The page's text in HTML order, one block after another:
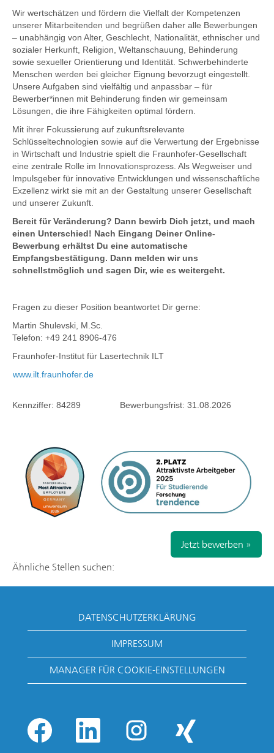
Wir wertschätzen und fördern die Vielfalt der Kompetenzen
unserer Mitarbeitenden und begrüßen daher alle Bewerbungen
– unabhängig von Alter, Geschlecht, Nationalität, ethnischer und
sozialer Herkunft, Religion, Weltanschauung, Behinderung
sowie sexueller Orientierung und Identität. Schwerbehinderte
Menschen werden bei gleicher Eignung bevorzugt eingestellt.
Unsere Aufgaben sind vielfältig und anpassbar – für
Bewerber*innen mit Behinderung finden wir gemeinsam
Lösungen, die ihre Fähigkeiten optimal fördern.
Mit ihrer Fokussierung auf zukunftsrelevante
Schlüsseltechnologien sowie auf die Verwertung der Ergebnisse
in Wirtschaft und Industrie spielt die Fraunhofer-Gesellschaft
eine zentrale Rolle im Innovationsprozess. Als Wegweiser und
Impulsgeber für innovative Entwicklungen und wissenschaftliche
Exzellenz wirkt sie mit an der Gestaltung unserer Gesellschaft
und unserer Zukunft.
Bereit für Veränderung? Dann bewirb Dich jetzt, und mach
einen Unterschied! Nach Eingang Deiner Online-
Bewerbung erhältst Du eine automatische
Empfangsbestätigung. Dann melden wir uns
schnellstmöglich und sagen Dir, wie es weitergeht.
Fragen zu dieser Position beantwortet Dir gerne:
Martin Shulevski, M.Sc.
Telefon: +49 241 8906-476
Fraunhofer-Institut für Lasertechnik ILT
www.ilt.fraunhofer.de
Kennziffer: 84289 Bewerbungsfrist: 31.08.2026
Jetzt bewerben »
Ähnliche Stellen suchen:
DATENSCHUTZERKLÄRUNG
IMPRESSUM
MANAGER FÜR COOKIE-EINSTELLUNGEN
W
W
W